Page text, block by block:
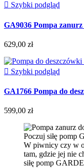
 Szybki podgląd
GA9036 Pompa zanurz
629,00 zł
 Szybki podgląd
GA1766 Pompa do
599,00 zł
Poczuj siłę pomp
W piwnicy czy w
tam, gdzie jej nie
siłę pomp